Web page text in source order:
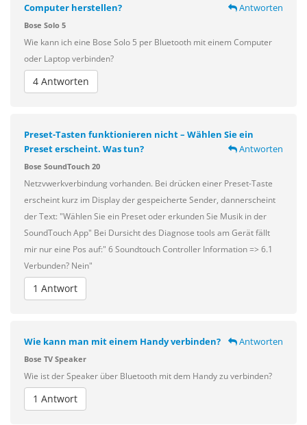
Computer herstellen?
Antworten
Bose Solo 5
Wie kann ich eine Bose Solo 5 per Bluetooth mit einem Computer
oder Laptop verbinden?
4 Antworten
Preset-Tasten funktionieren nicht – Wählen Sie ein
Preset erscheint. Was tun?
Antworten
Bose SoundTouch 20
Netzvwerkverbindung vorhanden. Bei drücken einer Preset-Taste
erscheint kurz im Display der gespeicherte Sender, dannerscheint
der Text: "Wählen Sie ein Preset oder erkunden Sie Musik in der
SoundTouch App" Bei Dursicht des Diagnose tools am Gerät fällt
mir nur eine Pos auf:" 6 Soundtouch Controller Information => 6.1
Verbunden? Nein"
1 Antwort
Wie kann man mit einem Handy verbinden? Antworten
Bose TV Speaker
Wie ist der Speaker über Bluetooth mit dem Handy zu verbinden?
1 Antwort